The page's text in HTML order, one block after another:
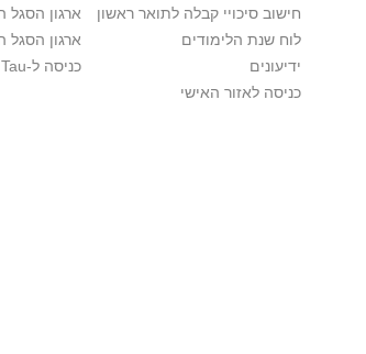
חישוב סיכויי קבלה לתואר ראשון
לוח שנת הלימודים
ידיעונים
כניסה לאזור האישי
ארגון הסגל
ארגון הסגל
כניסה ל-My Tau